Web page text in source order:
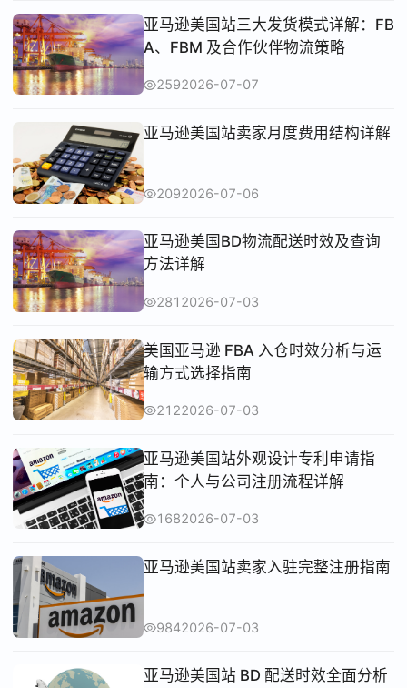
亚马逊美国站三大发货模式详解：FB
A、FBM 及合作伙伴物流策略
2592026-07-07
亚马逊美国站卖家月度费用结构详解
2092026-07-06
亚马逊美国BD物流配送时效及查询
方法详解
281 2026-07-03
美国亚马逊 FBA 入仓时效分析与运
输方式选择指南
2122026-07-03
亚马逊美国站外观设计专利申请指
南：个人与公司注册流程详解
1682026-07-03
亚马逊美国站卖家入驻完整注册指南
9842026-07-03
亚马逊美国站 BD 配送时效全面分析